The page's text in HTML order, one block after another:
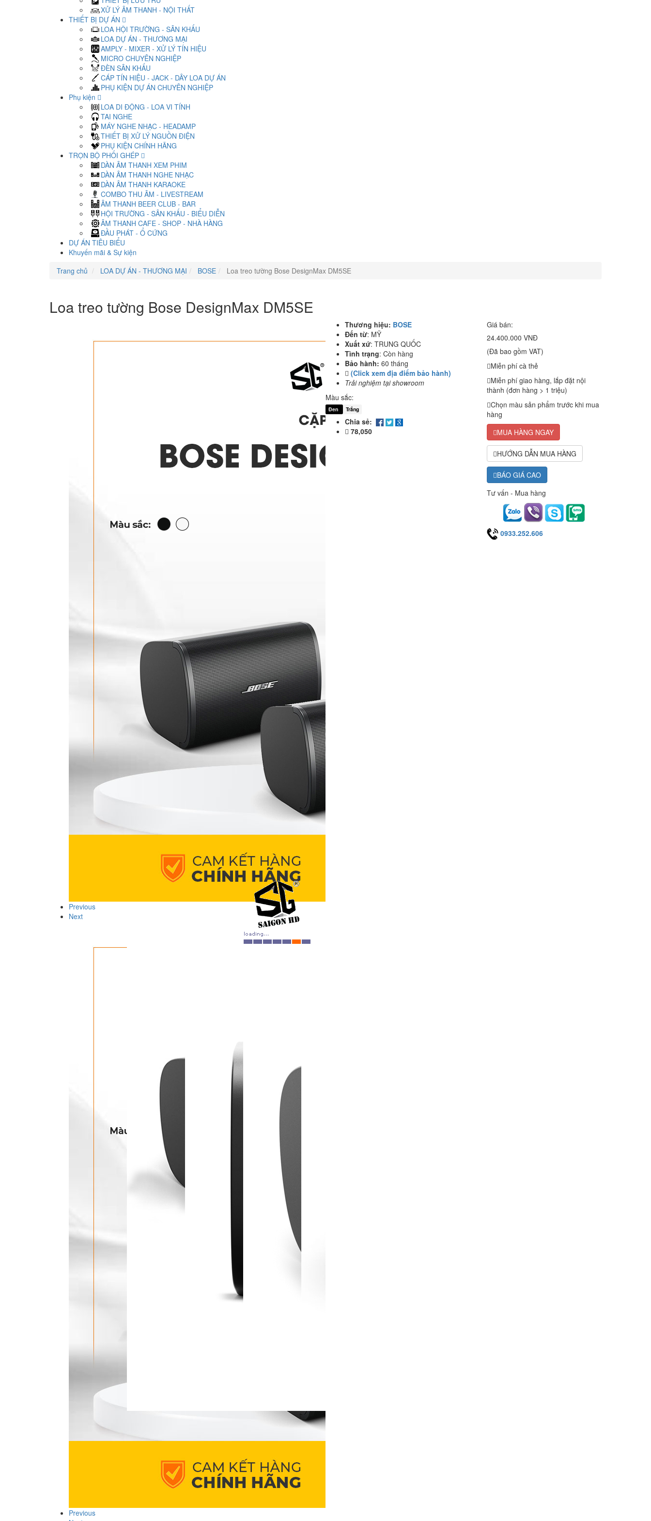
XỬ LÝ ÂM THANH - NỘI THẤT
THIẾT BỊ DỰ ÁN
LOA HỘI TRƯỜNG - SÂN KHẤU
LOA DỰ ÁN - THƯƠNG MẠI
AMPLY - MIXER - XỬ LÝ TÍN HIỆU
MICRO CHUYÊN NGHIỆP
ĐÈN SÂN KHẤU
CÁP TÍN HIỆU - JACK - DÂY LOA DỰ ÁN
PHỤ KIỆN DỰ ÁN CHUYÊN NGHIỆP
Phụ kiện
LOA DI ĐỘNG - LOA VI TÍNH
TAI NGHE
MÁY NGHE NHẠC - HEADAMP
THIẾT BỊ XỬ LÝ NGUỒN ĐIỆN
PHỤ KIỆN CHÍNH HÃNG
TRỌN BỘ PHỐI GHÉP
DÀN ÂM THANH XEM PHIM
DÀN ÂM THANH NGHE NHẠC
DÀN ÂM THANH KARAOKE
COMBO THU ÂM - LIVESTREAM
ÂM THANH BEER CLUB - BAR
HỘI TRƯỜNG - SÂN KHẤU - BIỂU DIỄN
ÂM THANH CAFE - SHOP - NHÀ HÀNG
ĐẦU PHÁT - Ổ CỨNG
DỰ ÁN TIÊU BIỂU
Khuyến mãi & Sự kiện
Trang chủ
LOA DỰ ÁN - THƯƠNG MẠI BOSE Loa treo tường Bose DesignMax DM5SE
Loa treo tường Bose DesignMax DM5SE
Previous
Next
Previous
Thương hiệu: BOSE
Đến từ: MỸ
Xuất xứ: TRUNG QUỐC
Tình trạng: Còn hàng
Bảo hành: 60 tháng
(Click xem địa điểm bảo hành)
Trải nghiệm tại showroom
Màu sắc:
Đen Trắng
Chia sẻ:
78,050
Giá bán:
24.400.000 VNĐ
(Đã bao gồm VAT)
Miễn phí cà thẻ
Miễn phí giao hàng, lắp đặt nội
thành (đơn hàng > 1 triệu)
Chọn màu sản phẩm trước khi mua
hàng
MUA HÀNG NGAY
HƯỚNG DẪN MUA HÀNG
BÁO GIÁ CAO
Tư vấn - Mua hàng
0933.252.606